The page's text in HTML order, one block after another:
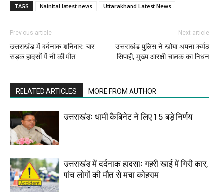
TAGS Nainital latest news Uttarakhand Latest News
Previous article
उत्तराखंड में दर्दनाक शनिवार: चार
सड़क हादसों में नौ की मौत
Next article
उत्तराखंड पुलिस ने खोया अपना कर्मठ
सिपाही, मुख्य आरक्षी चालक का निधन
RELATED ARTICLES MORE FROM AUTHOR
उत्तराखंडः धामी कैबिनेट ने लिए 15 बड़े निर्णय
उत्तराखंड में दर्दनाक हादसाः गहरी खाई में गिरी कार,
पांच लोगों की मौत से मचा कोहराम